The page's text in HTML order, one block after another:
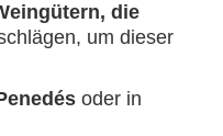
die
um dieser
oder in